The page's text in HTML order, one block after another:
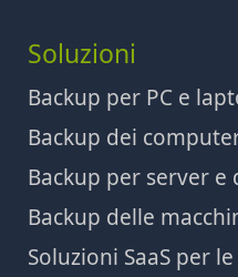
Soluzioni
Backup per PC e
Backup dei
Backup per server e
Backup delle
Soluzioni SaaS per